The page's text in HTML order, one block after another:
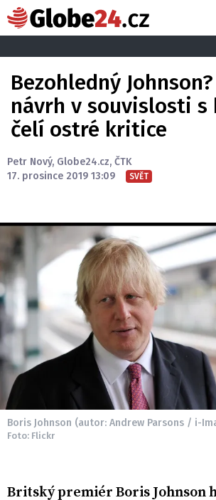
Bezohledný
návrh v souvislosti s
čelí ostré kritice
Petr Nový, Globe24.cz, ČTK
17. prosince 2019 13:09
SVĚT
Boris Johnson (autor: Andrew Parsons / i-
Foto: Flickr
Britský premiér Boris Johnson